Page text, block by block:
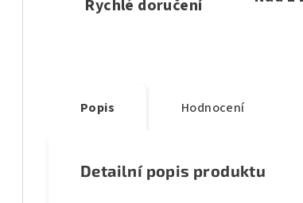
Rychlé doručení
Popis Hodnocení
Detailní popis produktu